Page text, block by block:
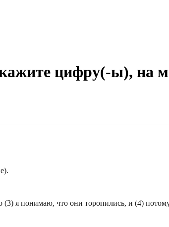
цифру(-ы), на
(3) я понимаю, что они торопились, и (4)